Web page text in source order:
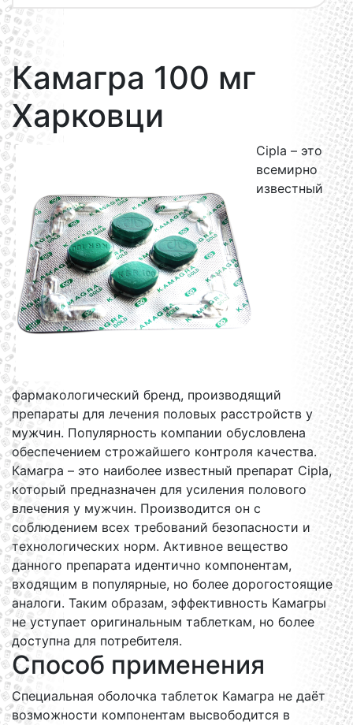
Камагра 100 мг
Харковци
Cipla – это
всемирно
известный
фармакологический бренд, производящий
препараты для лечения половых расстройств у
мужчин. Популярность компании обусловлена
обеспечением строжайшего контроля качества.
Камагра – это наиболее известный препарат Cipla,
который предназначен для усиления полового
влечения у мужчин. Производится он с
соблюдением всех требований безопасности и
технологических норм. Активное вещество
данного препарата идентично компонентам,
входящим в популярные, но более дорогостоящие
аналоги. Таким образам, эффективность Камагры
не уступает оригинальным таблеткам, но более
доступна для потребителя.
Способ применения
Специальная оболочка таблеток Камагра не даёт
возможности компонентам высвободится в